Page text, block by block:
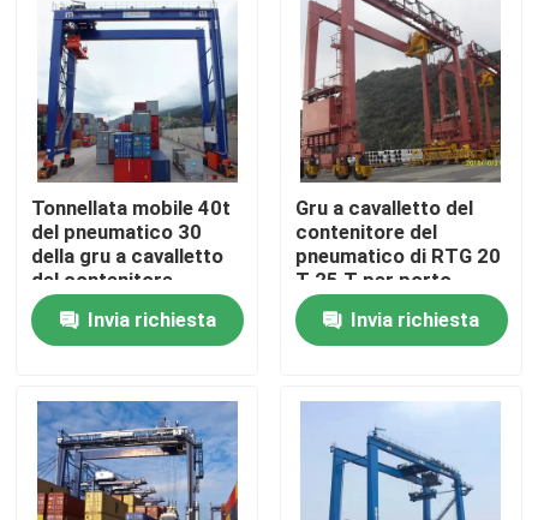
Fatory Tour
Controllo di qualità
Contattaci
Gru a ponte
Gru a ponte monotrave
Doppia gru a cavalletto della trave
Tonnellata mobile 40t
del pneumatico 30
della gru a cavalletto
del contenitore
elettrico RTG per
porto Invia richiesta
Gru a cavalletto del
contenitore del
pneumatico di RTG 20
T 25 T per porto
Invia richiesta